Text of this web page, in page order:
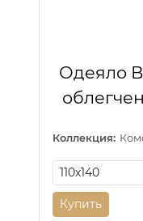
Одеяло
Коллекция:
Купить